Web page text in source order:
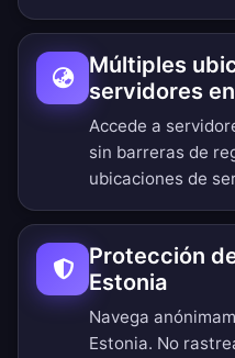
Múltiples
servidores
Accede a
sin barreras de
ubicaciones de
Protección
Estonia
Navega
Estonia. No